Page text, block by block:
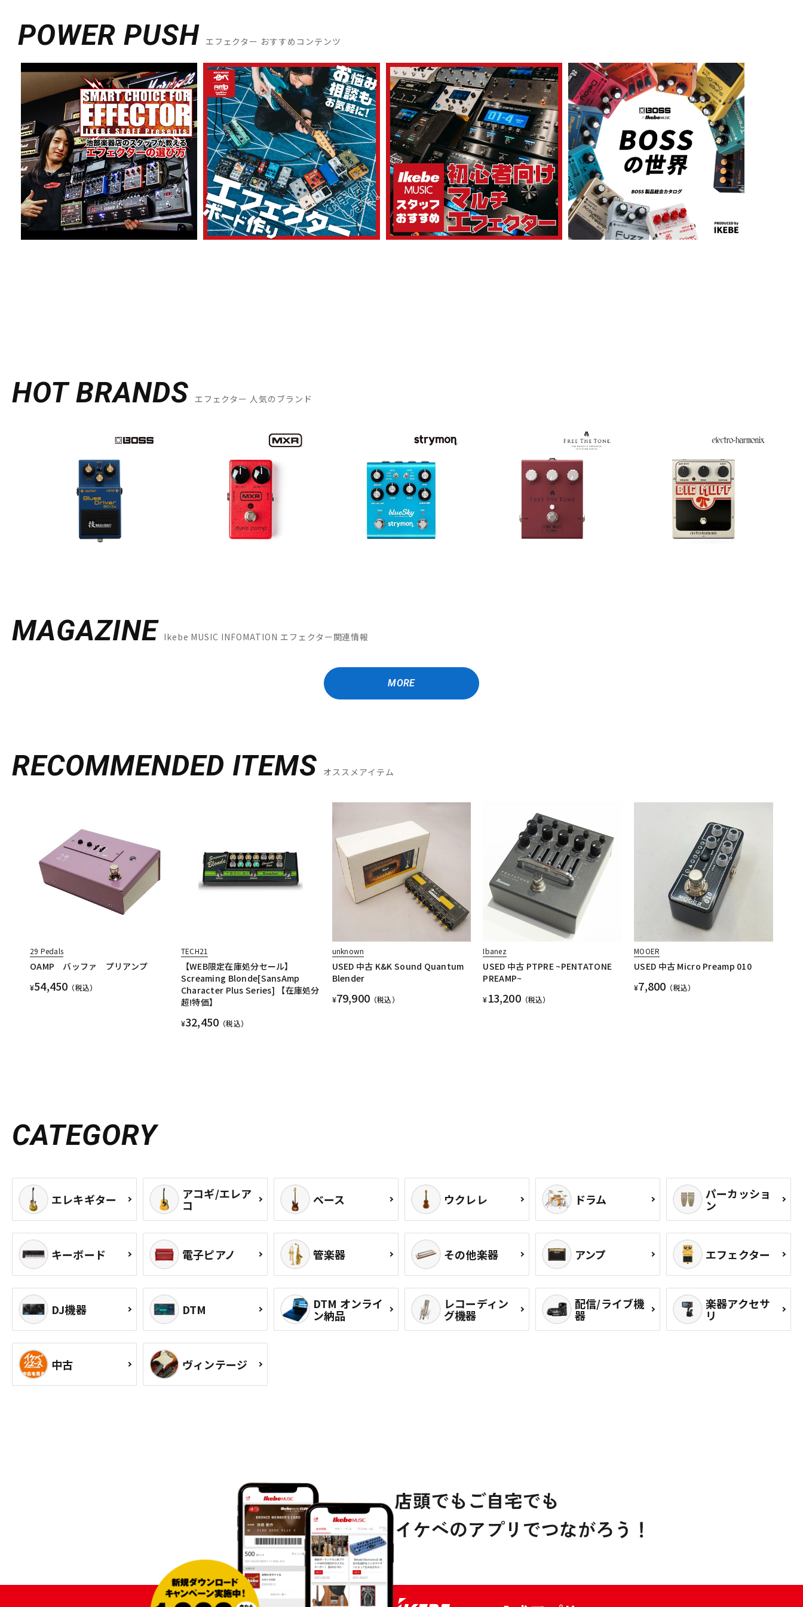
POWER PUSH エフェクター おすすめコンテンツ
HOT BRANDS エフェクター 人気のブランド
MAGAZINE Ikebe MUSIC INFOMATION エフェクター関連情報
MORE
RECOMMENDED ITEMS オススメアイテム
29 Pedals
OAMP バッファ プリアンプ
¥54,450 （税込）
TECH21
【WEB限定在庫処分セール】
Screaming Blonde[SansAmp
Character Plus Series] 【在庫処分
超!特価】
¥32,450 （税込）
unknown
USED 中古 K&K Sound Quantum
Blender
¥79,900 （税込）
Ibanez
USED 中古 PTPRE ~PENTATONE
PREAMP~
¥13,200（税込）
MOOER
USED 中古 Micro Preamp 010
¥7,800 （税込）
CATEGORY
エレキギター アコギ/エレア
コ ベース ウクレレ ドラム パーカッショ
ン
キーボード 電子ピアノ 管楽器 その他楽器 アンプ エフェクター
DJ機器 DTM DTM オンライ
ン納品
レコーディン
グ機器
配信/ライブ機
器
楽器アクセサ
リ
中古 ヴィンテージ